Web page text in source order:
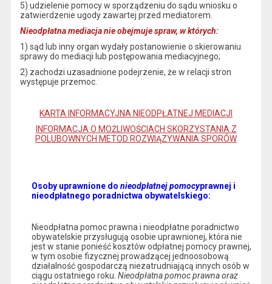
5) udzielenie pomocy w sporządzeniu do sądu wniosku o
zatwierdzenie ugody zawartej przed mediatorem.
Nieodpłatna mediacja nie obejmuje spraw, w których:
1) sąd lub inny organ wydały postanowienie o skierowaniu
sprawy do mediacji lub postępowania mediacyjnego;
2) zachodzi uzasadnione podejrzenie, że w relacji stron
występuje przemoc.
KARTA INFORMACYJNA NIEODPŁATNEJ MEDIACJI
INFORMACJA O MOŻLIWOŚCIACH SKORZYSTANIA Z
POLUBOWNYCH METOD ROZWIĄZYWANIA SPORÓW
Osoby uprawnione do nieodpłatnej pomocyprawnej i
nieodpłatnego poradnictwa obywatelskiego:
Nieodpłatna pomoc prawna i nieodpłatne poradnictwo
obywatelskie przysługują osobie uprawnionej, która nie
jest w stanie ponieść kosztów odpłatnej pomocy prawnej,
w tym osobie fizycznej prowadzącej jednoosobową
działalność gospodarczą niezatrudniającą innych osób w
ciągu ostatniego roku. Nieodpłatna pomoc prawna oraz